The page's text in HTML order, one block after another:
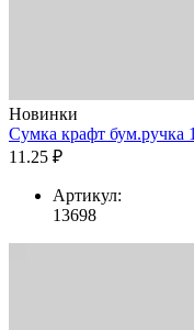
Новинки
Сумка крафт
11.25 ₽
Артикул:
13698